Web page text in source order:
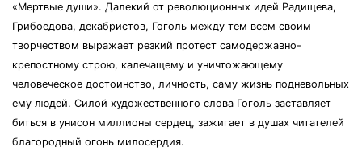
«Мертвые души». Далекий от революционных идей Радищева,
Грибоедова, декабристов, Гоголь между тем всем своим
творчеством выражает резкий протест самодержавно-
крепостному строю, калечащему и уничтожающему
человеческое достоинство, личность, саму жизнь подневольных
ему людей. Силой художественного слова Гоголь заставляет
биться в унисон миллионы сердец, зажигает в душах читателей
благородный огонь милосердия.